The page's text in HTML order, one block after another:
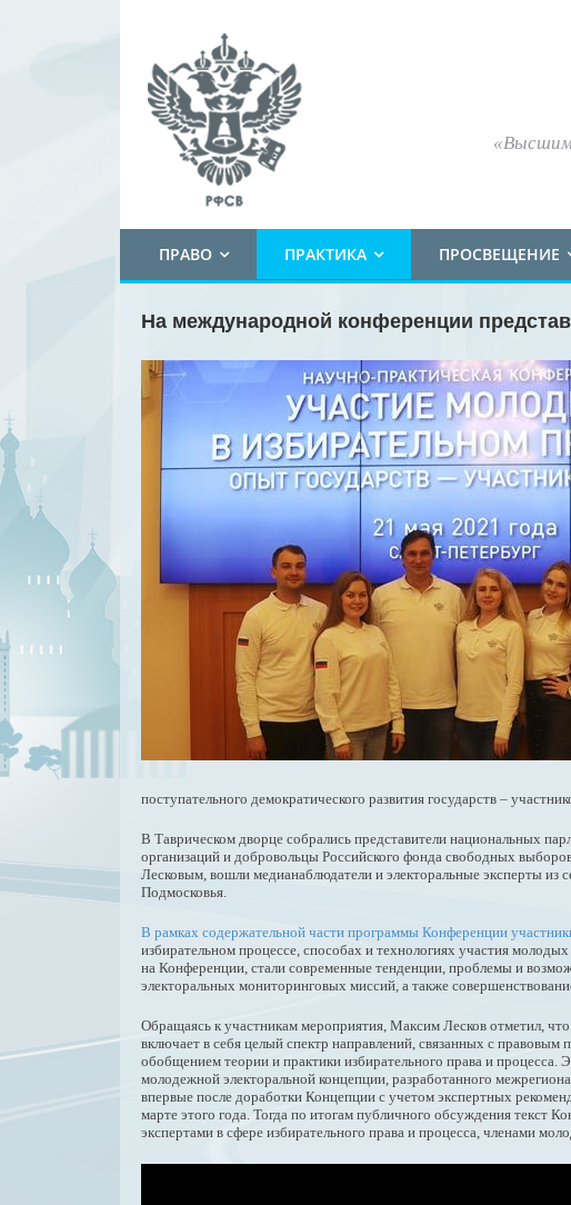
«Высшим
ПРАВО ПРАКТИКА ПРОСВЕЩЕНИЕ
На международной конференции
поступательного демократического развития государств –
В Таврическом дворце собрались представители национальных
организаций и добровольцы Российского фонда свободных
Лесковым, вошли медианаблюдатели и электоральные эксперты
Подмосковья.
В рамках содержательной части программы Конференции
избирательном процессе, способах и технологиях участия
на Конференции, стали современные тенденции, проблемы и
электоральных мониторинговых миссий, а также
Обращаясь к участникам мероприятия, Максим Лесков отметил,
включает в себя целый спектр направлений, связанных с
обобщением теории и практики избирательного права и
молодежной электоральной концепции, разработанного
впервые после доработки Концепции с учетом экспертных
марте этого года. Тогда по итогам публичного обсуждения
экспертами в сфере избирательного права и процесса, членами